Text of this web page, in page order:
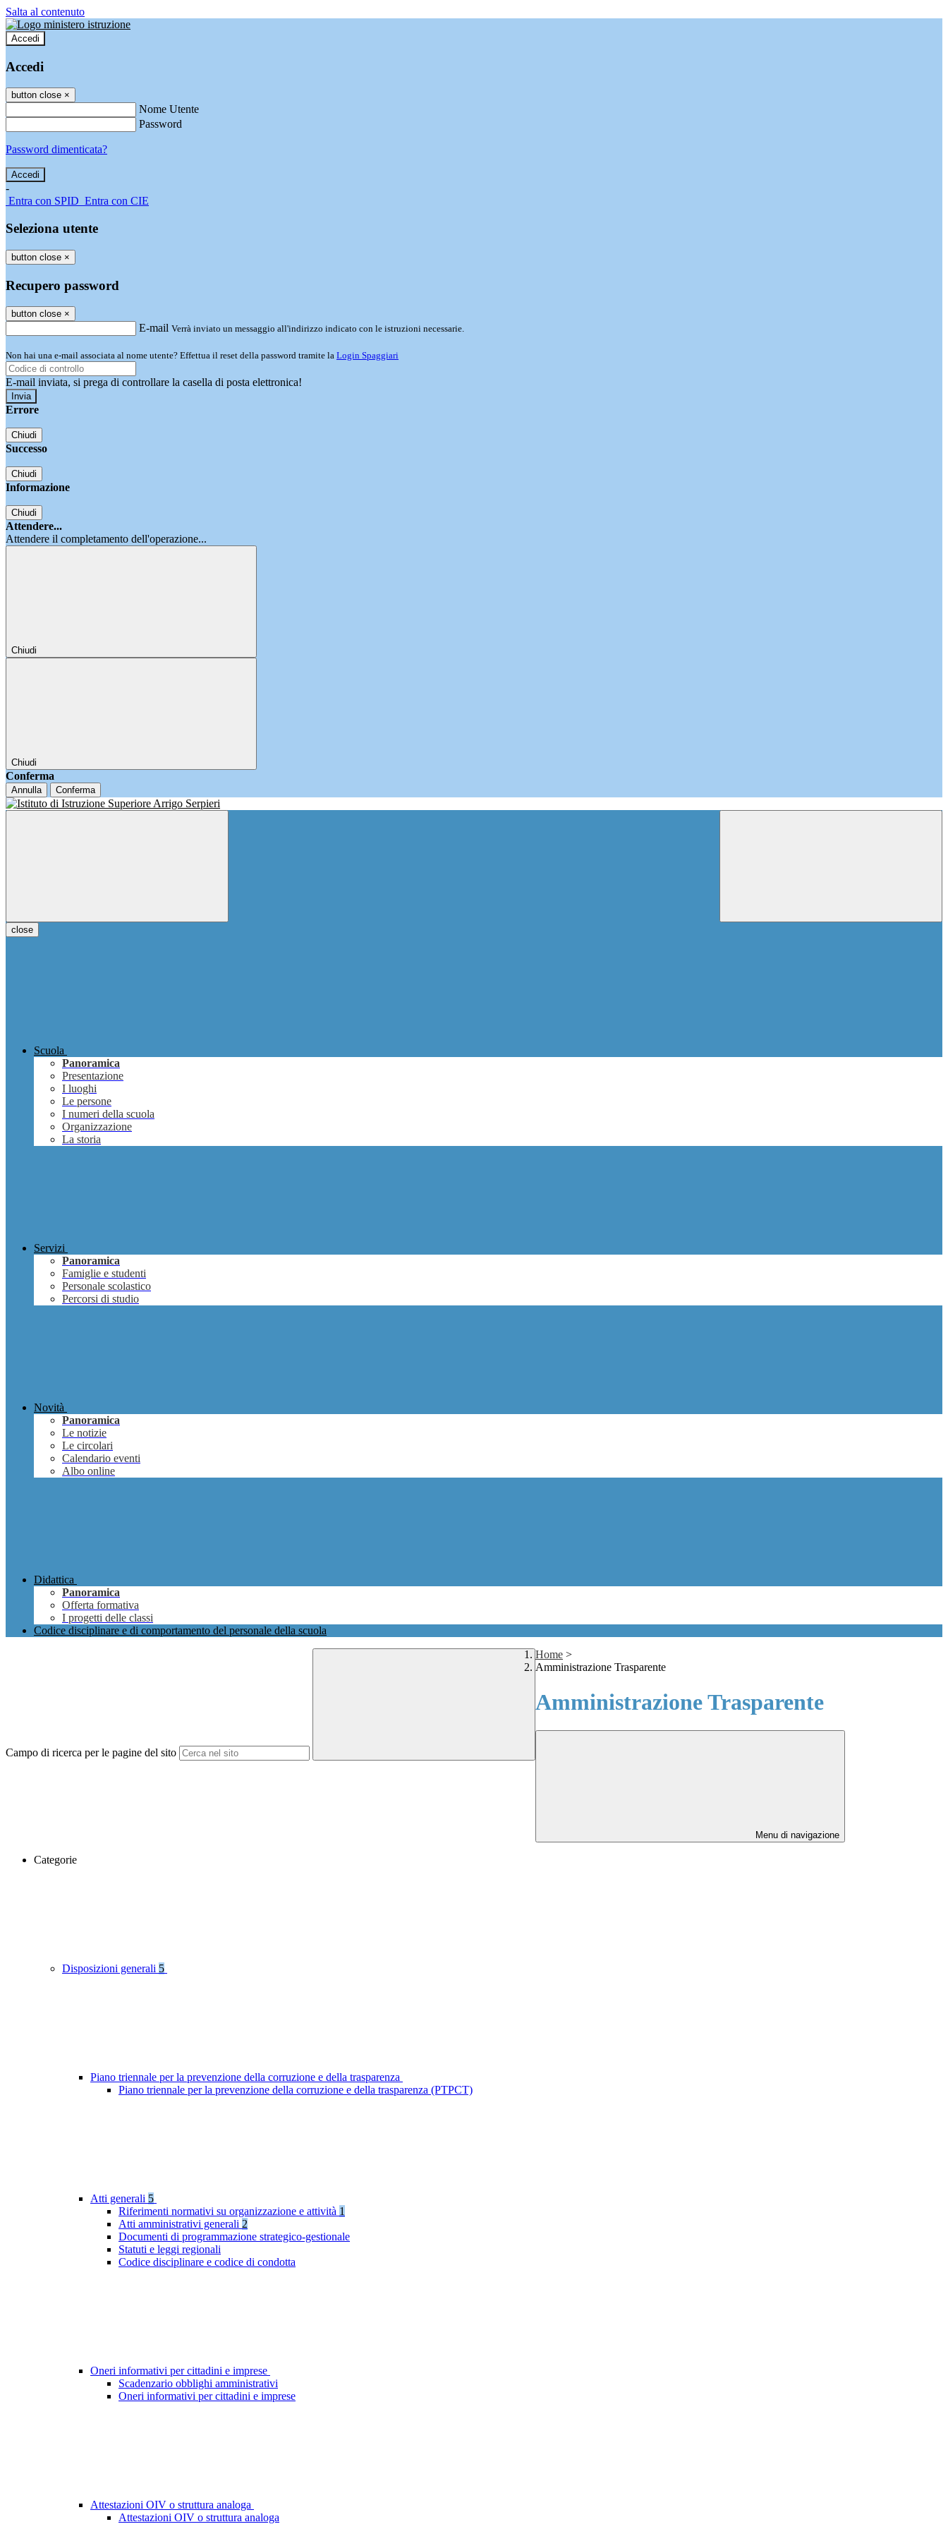
Salta al contenuto
Accedi
Accedi
button close ×
Nome Utente
Password
Password dimenticata?
-
Entra con SPID Entra con CIE
Seleziona utente
button close ×
Recupero password
button close ×
E-mail Verrà inviato un messaggio all'indirizzo indicato con le istruzioni necessarie.
Non hai una e-mail associata al nome utente? Effettua il reset della password tramite la Login Spaggiari
E-mail inviata, si prega di controllare la casella di posta elettronica!
Errore
Chiudi
Successo
Chiudi
Informazione
Chiudi
Attendere...
Attendere il completamento dell'operazione...
Chiudi
Chiudi
Conferma
Annulla Conferma
close
Scuola
Panoramica
Presentazione
I luoghi
Le persone
I numeri della scuola
Organizzazione
La storia
Servizi
Panoramica
Famiglie e studenti
Personale scolastico
Percorsi di studio
Novità
Panoramica
Le notizie
Le circolari
Calendario eventi
Albo online
Didattica
Panoramica
Offerta formativa
I progetti delle classi
Codice disciplinare e di comportamento del personale della scuola
Campo di ricerca per le pagine del sito
Home >
Amministrazione Trasparente
Amministrazione Trasparente
Menu di navigazione
Categorie
Disposizioni generali 5
Piano triennale per la prevenzione della corruzione e della trasparenza
Piano triennale per la prevenzione della corruzione e della trasparenza (PTPCT)
Atti generali 5
Riferimenti normativi su organizzazione e attività 1
Atti amministrativi generali 2
Documenti di programmazione strategico-gestionale
Statuti e leggi regionali
Codice disciplinare e codice di condotta
Oneri informativi per cittadini e imprese
Scadenzario obblighi amministrativi
Oneri informativi per cittadini e imprese
Attestazioni OIV o struttura analoga
Attestazioni OIV o struttura analoga